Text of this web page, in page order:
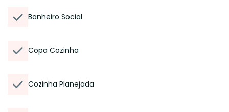
Banheiro Social
Copa Cozinha
Cozinha Planejada